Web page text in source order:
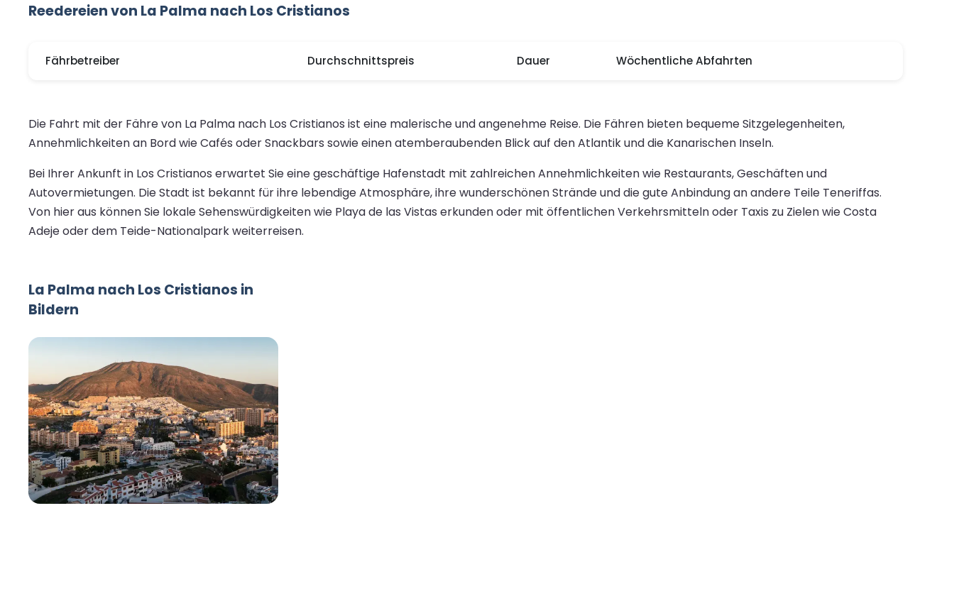
Reedereien von La Palma nach Los Cristianos
Fährbetreiber Durchschnittspreis Dauer Wöchentliche Abfahrten
Die Fahrt mit der Fähre von La Palma nach Los Cristianos ist eine malerische und angenehme Reise. Die Fähren bieten bequeme Sitzgelegenheiten,
Annehmlichkeiten an Bord wie Cafés oder Snackbars sowie einen atemberaubenden Blick auf den Atlantik und die Kanarischen Inseln.
Bei Ihrer Ankunft in Los Cristianos erwartet Sie eine geschäftige Hafenstadt mit zahlreichen Annehmlichkeiten wie Restaurants, Geschäften und
Autovermietungen. Die Stadt ist bekannt für ihre lebendige Atmosphäre, ihre wunderschönen Strände und die gute Anbindung an andere Teile Teneriffas.
Von hier aus können Sie lokale Sehenswürdigkeiten wie Playa de las Vistas erkunden oder mit öffentlichen Verkehrsmitteln oder Taxis zu Zielen wie Costa
Adeje oder dem Teide-Nationalpark weiterreisen.
La Palma nach Los Cristianos in
Bildern